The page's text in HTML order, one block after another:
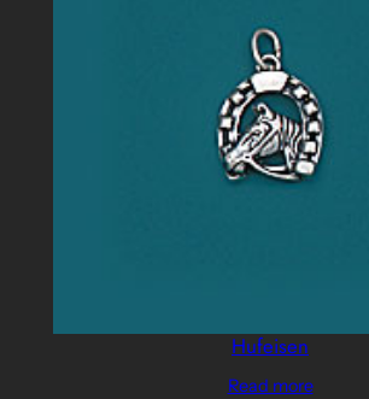
Hufeisen
Read more